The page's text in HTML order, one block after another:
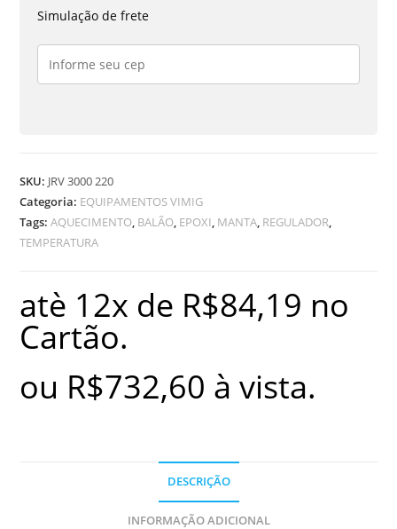
OU
REDONDO
Simulação de frete
SKU: JRV 3000 220
Categoria: EQUIPAMENTOS VIMIG
Tags:AQUECIMENTO BALÃO EPOXI MANTA REGULADOR
TEMPERATURA
atè 12x de R$84,19 no
Cartão.
ou R$732,60 à vista.
DESCRIÇÃO
INFORMAÇÃO ADICIONAL